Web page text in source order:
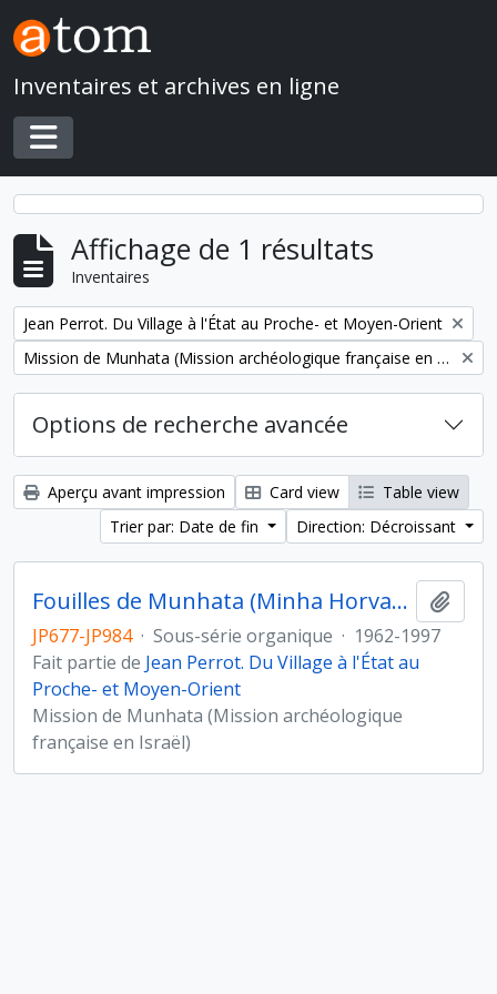
Skip to main content
Inventaires et archives en ligne
Toggle navigation
Affichage de 1 résultats
Inventaires
Remove filter:
Jean Perrot. Du Village à l'État au Proche- et Moyen-Orient
Remove filter:
Mission de Munhata (Mission archéologique française en Israël)
Options de recherche avancée
Aperçu avant impression Card view
Table view
Trier par: Date de fin
Direction: Décroissant
Fouilles de Munhata (Minha Horvat) sous la direction de Jean Perrot
JP677-JP984 · Sous-série organique · 1962-1997
Fait partie de Jean Perrot. Du Village à l'État au
Proche- et Moyen-Orient
Mission de Munhata (Mission archéologique
française en Israël)